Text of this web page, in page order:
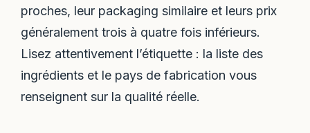
proches, leur packaging similaire et leurs prix
généralement trois à quatre fois inférieurs.
Lisez attentivement l’étiquette : la liste des
ingrédients et le pays de fabrication vous
renseignent sur la qualité réelle.